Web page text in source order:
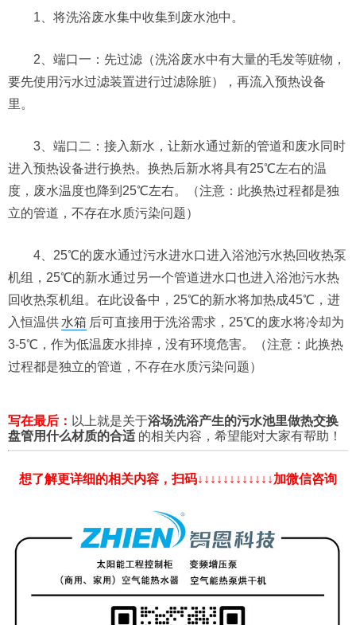
1、将洗浴废水集中收集到废水池中。
2、端口一：先过滤（洗浴废水中有大量的毛发等赃物，
要先使用污水过滤装置进行过滤除脏），再流入预热设备
里。
3、端口二：接入新水，让新水通过新的管道和废水同时
进入预热设备进行换热。换热后新水将具有25℃左右的温
度，废水温度也降到25℃左右。（注意：此换热过程都是独
立的管道，不存在水质污染问题）
4、25℃的废水通过污水进水口进入浴池污水热回收热泵
机组，25℃的新水通过另一个管道进水口也进入浴池污水热
回收热泵机组。在此设备中，25℃的新水将加热成45℃，进
入恒温供 水箱 后可直接用于洗浴需求，25℃的废水将冷却为
3-5℃，作为低温废水排掉，没有环境危害。（注意：此换热
过程都是独立的管道，不存在水质污染问题）
写在最后： 以上就是关于浴场洗浴产生的污水池里做热交换
盘管用什么材质的合适 的相关内容，希望能对大家有帮助！
想了解更详细的相关内容，扫码↓↓↓↓↓↓↓↓↓↓↓↓加微信咨询